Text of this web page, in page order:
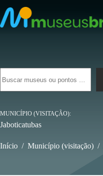
para
o
conteúdo
resultados
MUNICÍPIO (VISITAÇÃO)
Jaboticatubas
Início / Município (visitação) /